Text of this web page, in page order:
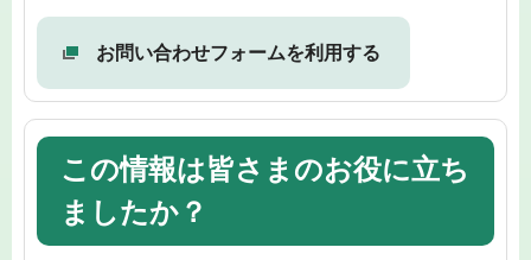
お問い合わせフォームを利用する
この情報は皆さまのお役に立ち
ましたか？